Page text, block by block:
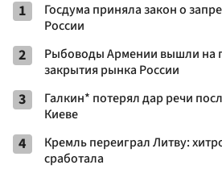
1
Госдума приняла закон о
России
2
Рыбоводы Армении вышли на
закрытия рынка России
3
Галкин* потерял дар речи
Киеве
4
Кремль переиграл Литву:
сработала